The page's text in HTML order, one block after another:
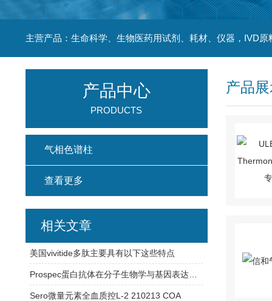
主营产品：生命科学、生物医药用试剂、耗材、仪器，IVD原
产品
产品中心
PRODUCTS
气相色谱柱
查看更多
相关文章
美国vivitide多肽主要具有以下这些特点
Sero微量元素全血质控L-2 210213 COA